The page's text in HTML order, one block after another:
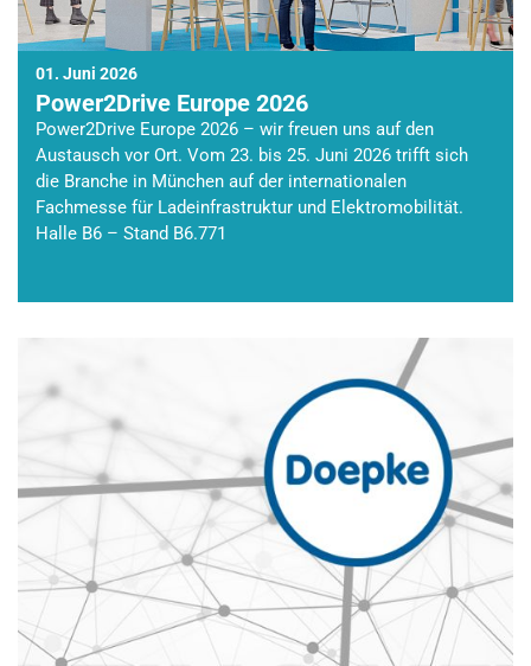
01. Juni 2026
Power2Drive Europe 2026
Power2Drive Europe 2026 – wir freuen uns auf den
Austausch vor Ort. Vom 23. bis 25. Juni 2026 trifft sich
die Branche in München auf der internationalen
Fachmesse für Ladeinfrastruktur und Elektromobilität.
Halle B6 – Stand B6.771